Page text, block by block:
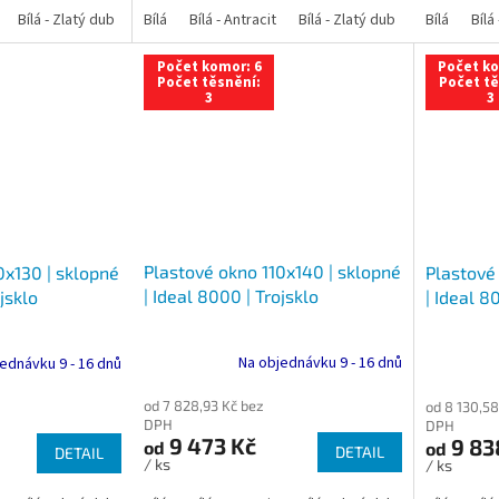
Bílá - Zlatý dub Bílá - Tmavý dub Bílá - Ořech Bílá - Mahagon
Bílá Bílá - Antracit Bílá - Zlatý dub Bílá -
Bílá
| sklopné
9 - 16 dnů
DETAIL
Počet komor: 6
Počet těsnění:
3
Plastové okno 110x140 | sklopné
| Ideal 8000 | Trojsklo
Na objednávku 9 - 16 dnů
od 7 828,93 Kč bez
DPH
od 9 473 Kč
/ ks
DETAIL
Počet
Počet
3
Plastové
| Ideal
od 8
DPH
od 9
/ ks